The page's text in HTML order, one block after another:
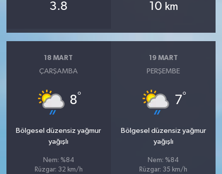
3.8 10 km
18 MART
ÇARŞAMBA
8°
Bölgesel düzensiz yağmur
yağışlı
Nem: %84
Rüzgar: 32 km/h
19 MART
PERŞEMBE
7°
Bölgesel düzensiz yağmur
yağışlı
Nem: %84
Rüzgar: 35 km/h